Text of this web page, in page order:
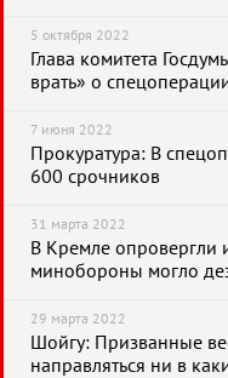
5 октября 2022
Глава комитета
врать» о
7 июня 2022
Прокуратура: В
600 срочников
31 марта 2022
В Кремле опровергли
минобороны могло
29 марта 2022
Шойгу: Призванные
направляться ни в